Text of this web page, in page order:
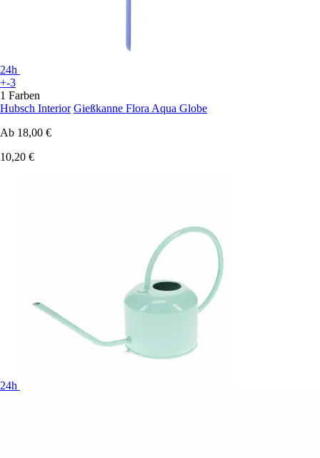
24h
+-3
1 Farben
Hubsch Interior Gießkanne Flora Aqua Globe
Ab 18,00 €
10,20 €
24h